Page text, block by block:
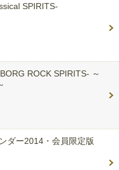
SPIRITS-
ROCK SPIRITS- ～
ダー2014・会員限定版